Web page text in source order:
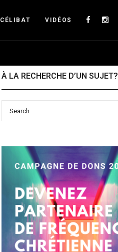
CÉLIBAT VIDÉOS
À LA RECHERCHE D’UN SUJET?